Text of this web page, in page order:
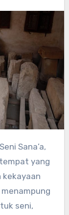
Sana’a,
yang
kekayaan
seni,